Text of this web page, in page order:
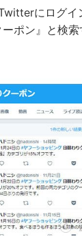
にログイ
ポン』と検